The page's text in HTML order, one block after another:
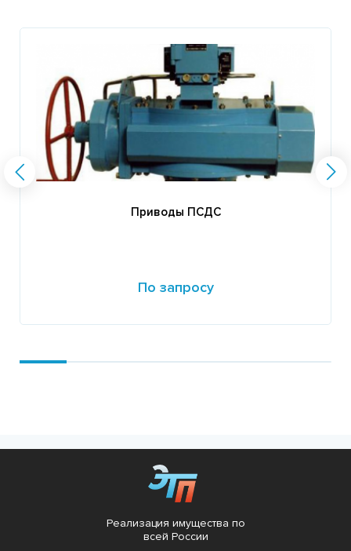
Приводы ПСДС
По запросу
Реализация имущества по
всей России